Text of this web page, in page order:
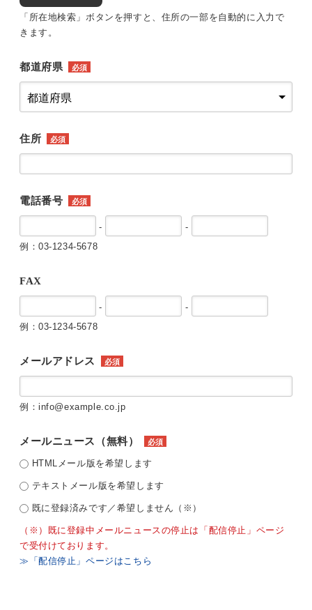
「所在地検索」ボタンを押すと、住所の一部を自動的に入力で
きます。
都道府県 必須
住所 必須
電話番号 必須
-
-
例：03-1234-5678
FAX
-
-
例：03-1234-5678
メールアドレス 必須
例：info@example.co.jp
メールニュース（無料） 必須
HTMLメール版を希望します
テキストメール版を希望します
既に登録済みです／希望しません（※）
（※）既に登録中メールニュースの停止は「配信停止」ページ
で受付けております。
≫「配信停止」ページはこちら